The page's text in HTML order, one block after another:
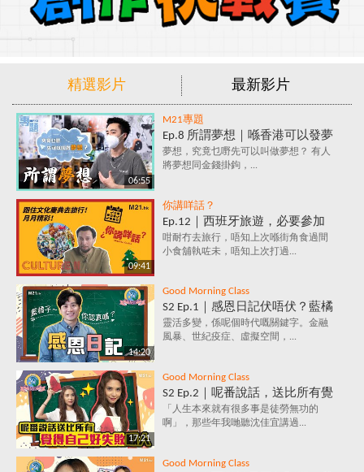
精選影片 最新影片
06:55
M21專題
Ep.8 所謂夢想｜喺香港可以發夢
嗎？夢想究竟係咩？追夢=金錢
+金錢+金錢？
夢想，究竟乜嘢先可以叫做夢想？ 有人
將夢想同金錢掛鉤，...
09:41
你講咩話？
Ep.12｜西班牙旅遊，必要參加
的文化慶典活動✈️ 跟住節日去旅
行～月月精彩！
咁耐冇去旅行，唔知上次喺街角食過間
小食舖執咗未，唔知上次打過...
14:20
Good Morning Class
S2 Ep.1｜感恩日記伏唔伏？藍橘
子為你解構，究竟係乜嘢原理，
每天寫低3件感恩事件，就會影
靈活多變，係呢個時代嘅關鍵字。金融
風暴、世紀疫症、虛擬空間，...
17:21
Good Morning Class
S2 Ep.2｜呢番說話，送比所有覺
得自己好失敗嘅人｜放棄好唔
好？堅持值唔值？人生到底有咩
「人生本來就有很多事是徒勞無功的
啊」，那些年我哋聽沈佳宜講過...
Good Morning Class